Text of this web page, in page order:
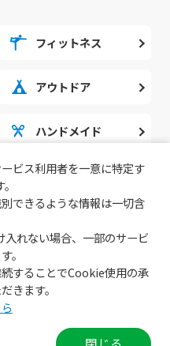
フィットネス
アウトドア
ハンドメイド
ノウハウ
トGoody!TV.
ビス利用者を一意に特定す
できるような情報は一切含
れない場合、一部のサービ
。
することでCookie使用の承
きます。